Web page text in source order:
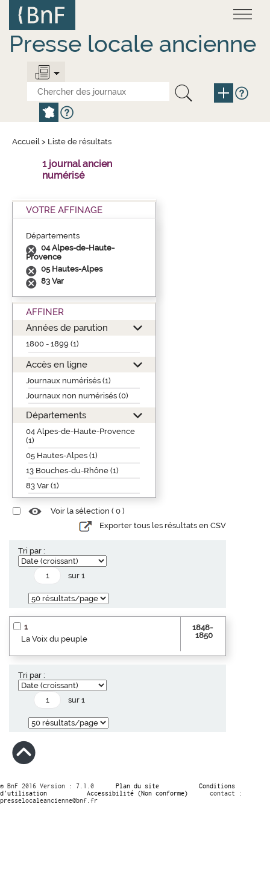
contenu
principal
Presse locale ancienne
Accueil > Liste de résultats
1 journal ancien
numérisé
VOTRE AFFINAGE
Départements
04 Alpes-de-Haute-
Provence
05 Hautes-Alpes
83 Var
AFFINER
Années de parution
1800 - 1899 (1)
Accès en ligne
Journaux numérisés (1)
Journaux non numérisés (0)
Départements
04 Alpes-de-Haute-Provence
(1)
05 Hautes-Alpes (1)
13 Bouches-du-Rhône (1)
83 Var (1)
Voir la sélection ( 0 )
Exporter tous les résultats en CSV
Tri par :
sur 1
1
La Voix du peuple
1848-
1850
Tri par :
sur 1
© BnF 2016 Version : 7.1.0 Plan du site
Conditions
d’utilisation
Accessibilité (Non conforme)
contact :
presselocaleancienne@bnf.fr
Panneau de gestion des cookies